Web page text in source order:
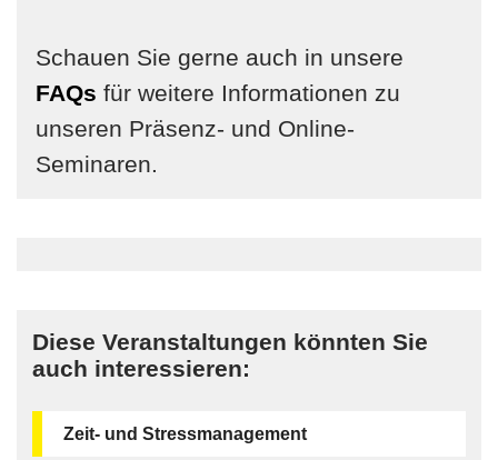
Schauen Sie gerne auch in unsere
FAQs für weitere Informationen zu
unseren Präsenz- und Online-
Seminaren.
Diese Veranstaltungen könnten Sie
auch interessieren:
Zeit- und Stressmanagement